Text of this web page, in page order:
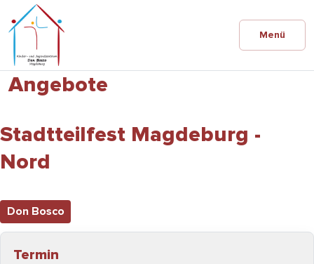
Menü
Angebote
Stadtteilfest Magdeburg -
Nord
Don Bosco
Termin